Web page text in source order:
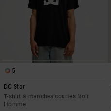
5
DC Star
T-shirt à manches courtes Noir
Homme